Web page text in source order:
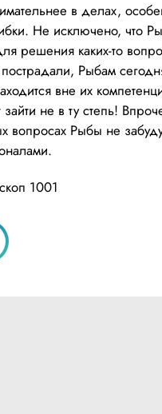
в делах,
Не исключено, что
решения каких-то
Рыбам
вне их
не в ту степь!
вопросах Рыбы не
1001